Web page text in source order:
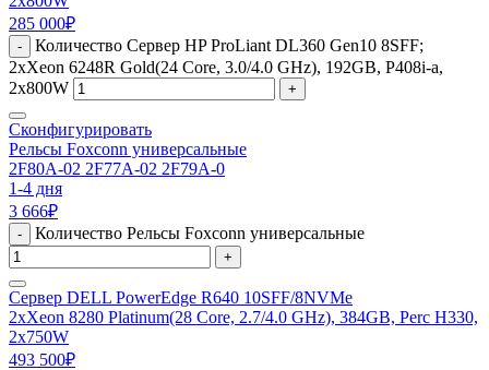
285 000₽
-
Количество Сервер HP ProLiant DL360 Gen10 8SFF;
2xXeon 6248R Gold(24 Core, 3.0/4.0 GHz), 192GB, P408i-a,
2x800W
+
Сконфигурировать
Рельсы Foxconn универсальные
2F80A-02 2F77A-02 2F79A-0
1-4 дня
3 666₽
- Количество Рельсы Foxconn универсальные
+
Сервер DELL PowerEdge R640 10SFF/8NVMe
2xXeon 8280 Platinum(28 Core, 2.7/4.0 GHz), 384GB, Perc H330,
2x750W
493 500₽